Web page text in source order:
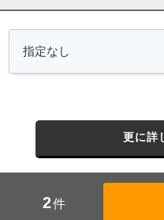
更に詳
2件